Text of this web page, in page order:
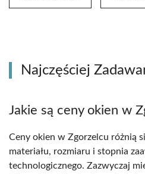
Najczęściej
Jakie są ceny okien w
Ceny okien w Zgorzelcu różnią
materiału, rozmiaru i stopnia
technologicznego. Zazwyczaj